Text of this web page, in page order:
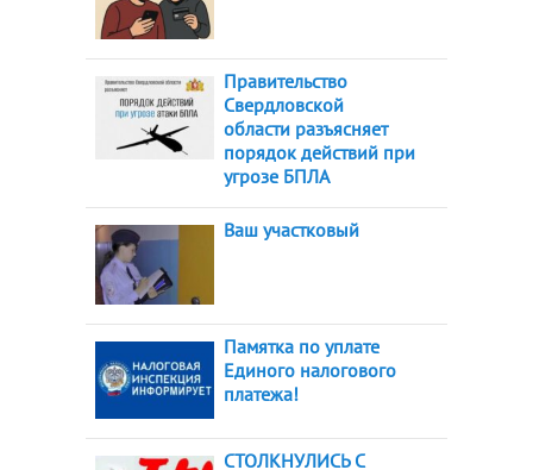
Правительство
Свердловской
области разъясняет
порядок действий при
угрозе БПЛА
Ваш участковый
Памятка по уплате
Единого налогового
платежа!
СТОЛКНУЛИСЬ С